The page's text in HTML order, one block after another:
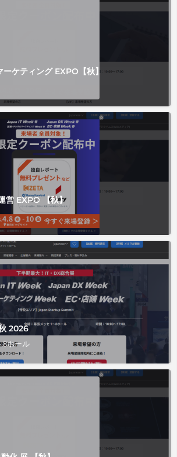
ーケティング EXPO【秋】
営 EXPO 【秋】
2026
ホール